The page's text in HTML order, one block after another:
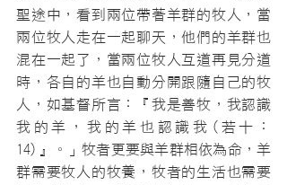
聖途中，看到兩位帶著羊群的牧人，當
兩位牧人走在一起聊天，他們的羊群也
混在一起了，當兩位牧人互道再見分道
時，各自的羊也自動分開跟隨自己的牧
人，如基督所言：『我是善牧，我認識
我的羊，我的羊也認識我(若十：
14)』。」牧者更要與羊群相依為命，羊
群需要牧人的牧養，牧者的生活也需要